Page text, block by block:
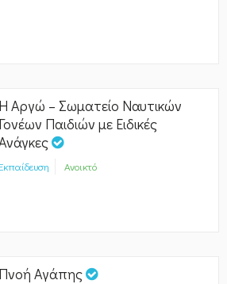
Η Αργώ – Σωματείο Ναυτικών
Γονέων Παιδιών με Ειδικές
Εκπαίδευση Ανοικτό
Πνοή Αγάπης